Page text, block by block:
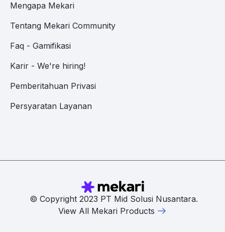
Mengapa Mekari
Tentang Mekari Community
Faq - Gamifikasi
Karir - We're hiring!
Pemberitahuan Privasi
Persyaratan Layanan
© Copyright 2023 PT Mid Solusi Nusantara.
View All Mekari Products